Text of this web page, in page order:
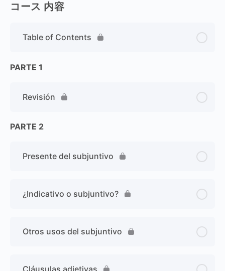
コース 内容
Table of Contents
PARTE 1
Revisión
PARTE 2
Presente del subjuntivo
¿Indicativo o subjuntivo?
Otros usos del subjuntivo